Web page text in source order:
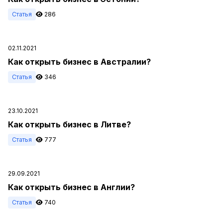
Статья 286
02.11.2021
Как открыть бизнес в Австралии?
Статья 346
23.10.2021
Как открыть бизнес в Литве?
Статья 777
29.09.2021
Как открыть бизнес в Англии?
Статья 740